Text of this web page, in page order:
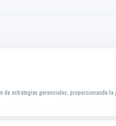
de estrategias gerenciales, proporcionando la